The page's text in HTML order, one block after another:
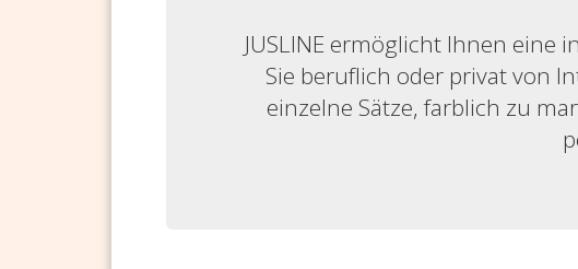
JUSLINE ermöglicht Ihnen eine
Sie beruflich oder privat von
einzelne Sätze, farblich zu